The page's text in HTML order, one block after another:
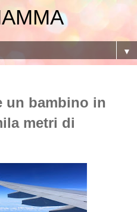
▼
un bambino in
metri di